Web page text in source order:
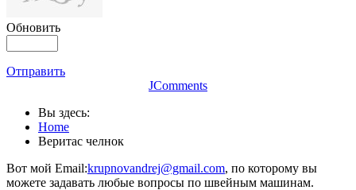
Обновить
Отправить
JComments
Вы здесь:
Home
Веритас челнок
Вот мой Email:krupnovandrej@gmail.com, по которому вы
можете задавать любые вопросы по швейным машинам.